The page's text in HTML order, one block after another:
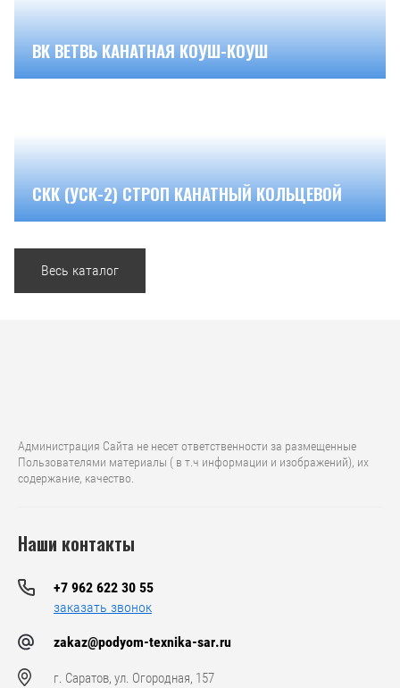
ВК ВЕТВЬ КАНАТНАЯ КОУШ-КОУШ
СКК (УСК-2) СТРОП КАНАТНЫЙ КОЛЬЦЕВОЙ
Весь каталог
Администрация Сайта не несет ответственности за размещенные
Пользователями материалы ( в т.ч информации и изображений), их
содержание, качество.
Наши контакты
+7 962 622 30 55
заказать звонок
zakaz@podyom-texnika-sar.ru
г. Саратов, ул. Огородная, 157